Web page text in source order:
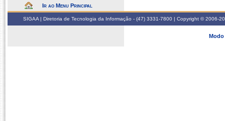
Ir ao Menu Principal
SIGAA | Diretoria de Tecnologia da Informação - (47) 3331-7800 | Copyright © 2006-
Modo